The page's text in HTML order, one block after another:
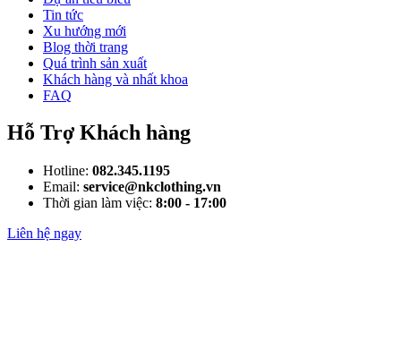
Tin tức
Xu hướng mới
Blog thời trang
Quá trình sản xuất
Khách hàng và nhất khoa
FAQ
Hỗ Trợ Khách hàng
Hotline: 082.345.1195
Email: service@nkclothing.vn
Thời gian làm việc: 8:00 - 17:00
Liên hệ ngay